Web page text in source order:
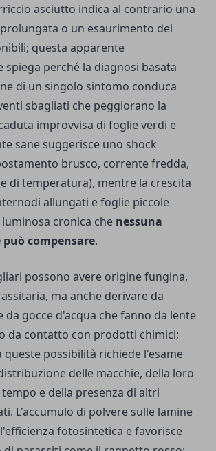
asciutto indica al contrario una
o un esaurimento dei
questa apparente
spiega perché la diagnosi basata
di un singolo sintomo conduca
sbagliati che peggiorano la
improvvisa di foglie verdi e
sane suggerisce uno shock
brusco, corrente fredda,
di temperatura), mentre la crescita
allungati e foglie piccole
cronica che nessuna
compensare.
possono avere origine fungina,
ma anche derivare da
da gocce d'acqua che fanno da lente
da contatto con prodotti chimici;
possibilità richiede l'esame
delle macchie, della loro
e della presenza di altri
L'accumulo di polvere sulle lamine
fotosintetica e favorisce